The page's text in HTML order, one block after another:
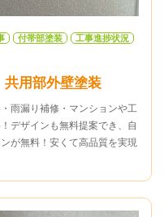
付帯部塗装
工事進捗状況
用部外壁塗装
雨漏り補修・マンションや工
デザインも無料提案でき、自
が無料！安くて高品質を実現